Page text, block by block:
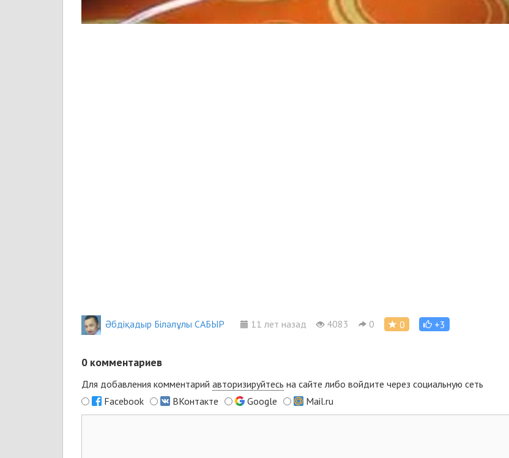
Әбдіқадыр Біләлұлы САБЫР 11 лет назад 4083 0 0 +3
0 комментариев
Для добавления комментарий авторизируйтесь на сайте либо войдите через социальную сеть
Facebook
ВКонтакте Google Mail.ru